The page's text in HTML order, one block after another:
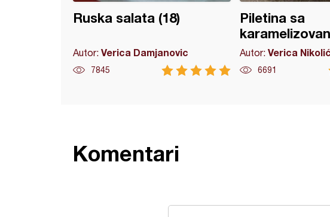
Ruska salata (18)
Autor: Verica Damjanovic
7845
Piletina sa
Autor: Verica Nikolić
6691
Komentari